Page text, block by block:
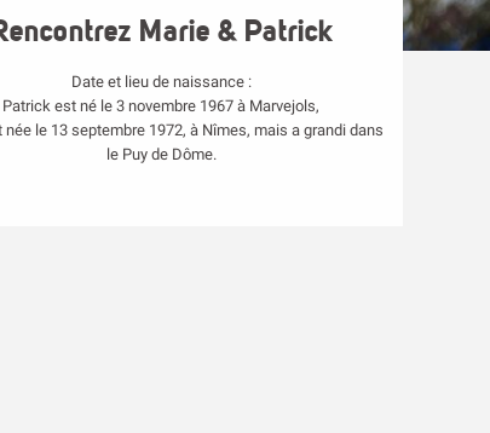
Marie & Patrick
Date et lieu de naissance :
Patrick est né le 3 novembre 1967 à Marvejols,
née le 13 septembre 1972, à Nîmes, mais a grandi dans
le Puy de Dôme.